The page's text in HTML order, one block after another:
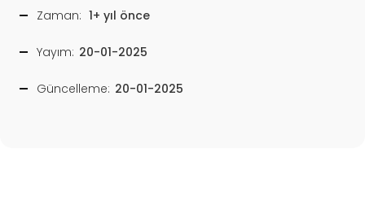
Zaman: 1+ yıl önce
Yayım: 20-01-2025
Güncelleme: 20-01-2025